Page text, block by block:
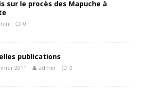
sur le procès des Mapuche à
0
publications
2011 admin 0